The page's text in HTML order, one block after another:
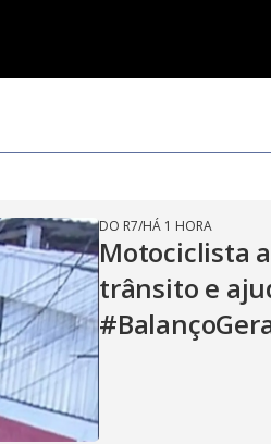
DO R7/HÁ 1 HORA
Motociclista
trânsito e